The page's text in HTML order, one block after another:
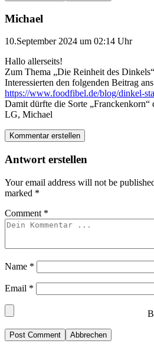
Michael
10.September 2024 um 02:14 Uhr
Hallo allerseits!
Zum Thema „Die Reinheit des
Interessierten den folgenden Beitrag
https://www.foodfibel.de/blog/dinkel-
Damit dürfte die Sorte „Franckenkorn“
LG, Michael
Kommentar erstellen
Antwort erstellen
Your email address will not be
marked *
Comment *
Name *
Email *
Abbrechen